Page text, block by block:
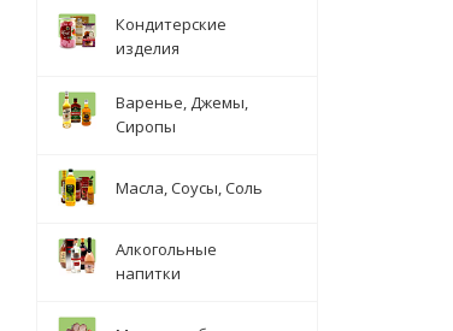
Кондитерские
изделия
Варенье, Джемы,
Сиропы
Масла, Соусы, Соль
Алкогольные
напитки